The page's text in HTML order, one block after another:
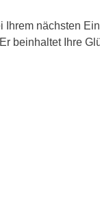
nächsten
beinhaltet Ihre